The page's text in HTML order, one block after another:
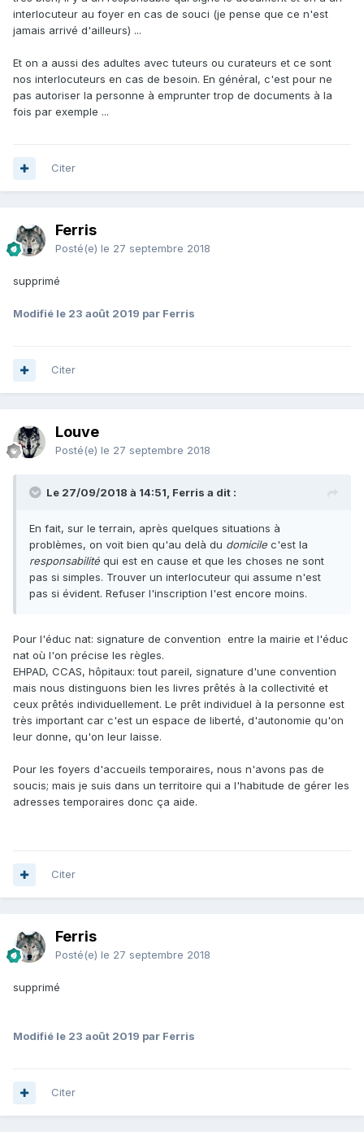
interlocuteur au foyer en cas de souci (je pense que ce n'est
jamais arrivé d'ailleurs) ...
Et on a aussi des adultes avec tuteurs ou curateurs et ce sont
nos interlocuteurs en cas de besoin. En général, c'est pour ne
pas autoriser la personne à emprunter trop de documents à la
fois par exemple ...
Citer
Ferris
Posté(e) le 27 septembre 2018
supprimé
Modifié le 23 août 2019 par Ferris
Citer
Louve
Posté(e) le 27 septembre 2018
Le 27/09/2018 à 14:51, Ferris a dit :
En fait, sur le terrain, après quelques situations à
problèmes, on voit bien qu'au delà du domicile c'est la
responsabilité qui est en cause et que les choses ne sont
pas si simples. Trouver un interlocuteur qui assume n'est
pas si évident. Refuser l'inscription l'est encore moins.
Pour l'éduc nat: signature de convention entre la mairie et l'éduc
nat où l'on précise les règles.
EHPAD, CCAS, hôpitaux: tout pareil, signature d'une convention
mais nous distinguons bien les livres prêtés à la collectivité et
ceux prêtés individuellement. Le prêt individuel à la personne est
très important car c'est un espace de liberté, d'autonomie qu'on
leur donne, qu'on leur laisse.
Pour les foyers d'accueils temporaires, nous n'avons pas de
soucis; mais je suis dans un territoire qui a l'habitude de gérer les
adresses temporaires donc ça aide.
Citer
Ferris
Posté(e) le 27 septembre 2018
supprimé
Modifié le 23 août 2019 par Ferris
Citer